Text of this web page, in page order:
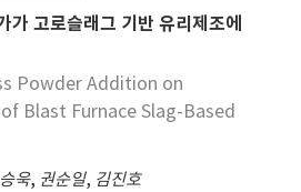
a porous structure, can be
thermal insulation
the potential for the
of slag.
가 고로슬래그 기반 유리제조에
Powder Addition on
Blast Furnace Slag-Based
욱, 권순일, 김진호